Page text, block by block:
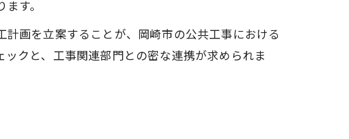
す。
画を立案することが、岡崎市の公共工事における
クと、工事関連部門との密な連携が求められま